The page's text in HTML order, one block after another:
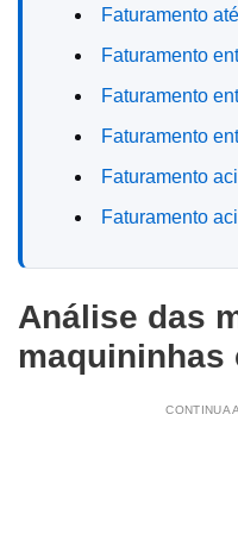
Faturamento
Faturamento
Faturamento
Faturamento
Faturamento
Faturamento
Análise das
maquininhas
CONTINUA